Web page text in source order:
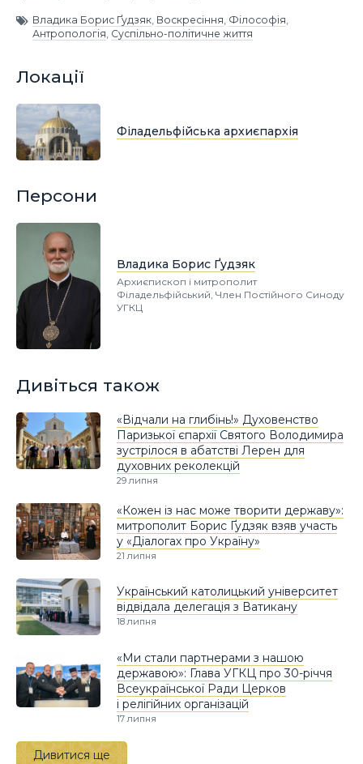
Владика Борис Ґудзяк, Воскресіння, Філософія,
Антропологія, Суспільно-політичне життя
Локації
Філадельфійська архиєпархія
Персони
Владика Борис Ґудзяк
Архиєпископ і митрополит
Філадельфійський, Член Постійного Синоду
УГКЦ
Дивіться також
«Відчали на глибінь!» Духовенство
Паризької єпархії Святого Володимира
зустрілося в абатстві Лерен для
духовних реколекцій
29 липня
«Кожен із нас може творити державу»:
митрополит Борис Ґудзяк взяв участь
у «Діалогах про Україну»
21 липня
Український католицький університет
відвідала делегація з Ватикану
18 липня
«Ми стали партнерами з нашою
державою»: Глава УГКЦ про 30-річчя
Всеукраїнської Ради Церков
і релігійних організацій
17 липня
Дивитися ще